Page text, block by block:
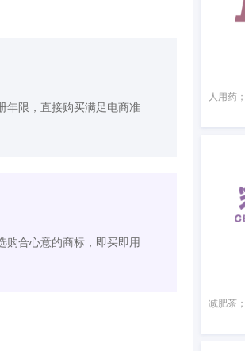
年限，直接购买满足电商准
购合心意的商标，即买即用